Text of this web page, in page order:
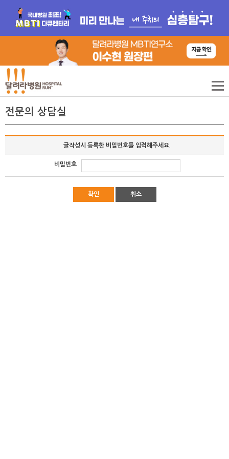
전문의 상담실
글작성시 등록한 비밀번호를 입력해주세요.
비밀번호:
확인 취소